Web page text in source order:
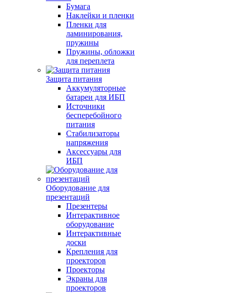
Бумага
Наклейки и пленки
Пленки для
ламинирования,
пружины
Пружины, обложки
для переплета
Защита питания
Аккумуляторные
батареи для ИБП
Источники
бесперебойного
питания
Стабилизаторы
напряжения
Аксессуары для
ИБП
Оборудование для
презентаций
Презентеры
Интерактивное
оборудование
Интерактивные
доски
Крепления для
проекторов
Проекторы
Экраны для
проекторов